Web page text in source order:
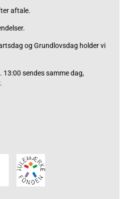
aftale.
og Grundlovsdag holder vi
sendes samme dag,